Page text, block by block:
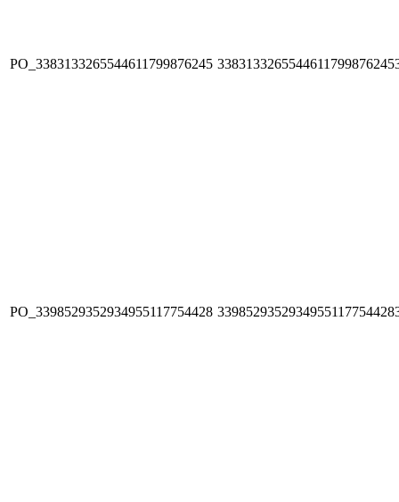
PO_3383133265544611799876245
PO_3398529352934955117754428